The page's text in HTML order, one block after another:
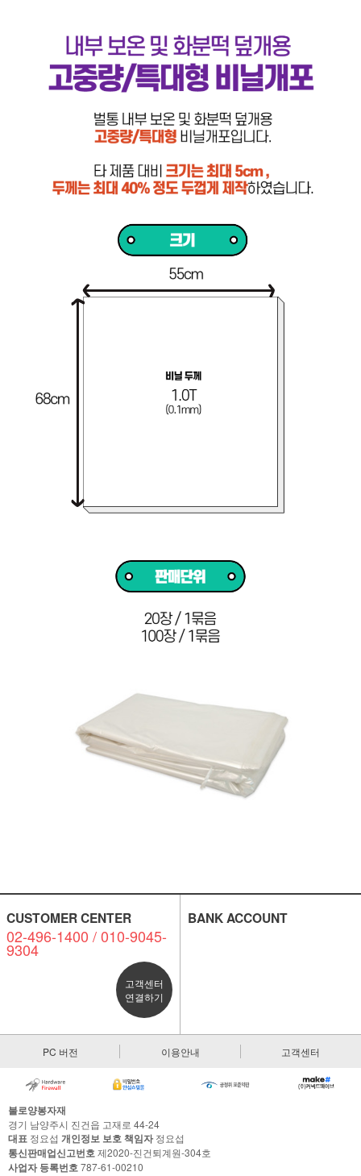
CUSTOMER CENTER
02-496-1400 / 010-9045-
9304
고객센터
연결하기
BANK ACCOUNT
PC 버전 이용안내 고객센터
불로양봉자재
경기 남양주시 진건읍 고재로 44-24
대표 정요섭 개인정보 보호 책임자정요섭
통신판매업신고번호제2020-진건퇴계원-304호
사업자 등록번호787-61-00210